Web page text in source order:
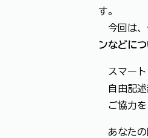
す。
今回は、
ンなどに
スマート
自由記述
ご協力を
あなたの